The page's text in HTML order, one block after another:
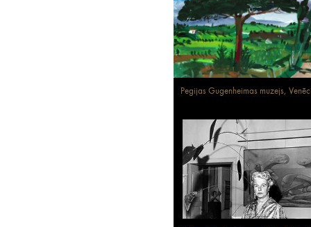
Pegijas Gugenheimas muzejs,